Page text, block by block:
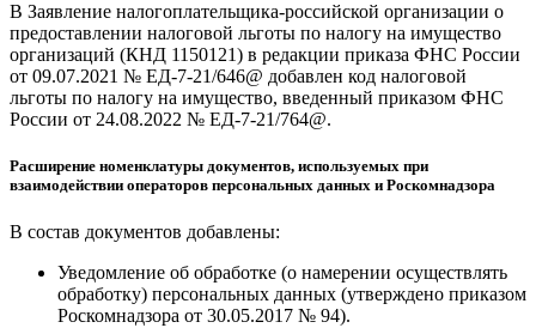
В Заявление налогоплательщика-российской организации о
предоставлении налоговой льготы по налогу на имущество
организаций (КНД 1150121) в редакции приказа ФНС России
от 09.07.2021 № ЕД-7-21/646@ добавлен код налоговой
льготы по налогу на имущество, введенный приказом ФНС
России от 24.08.2022 № ЕД-7-21/764@.
Расширение номенклатуры документов, используемых при
взаимодействии операторов персональных данных и Роскомнадзора
В состав документов добавлены:
Уведомление об обработке (о намерении осуществлять
обработку) персональных данных (утверждено приказом
Роскомнадзора от 30.05.2017 № 94).